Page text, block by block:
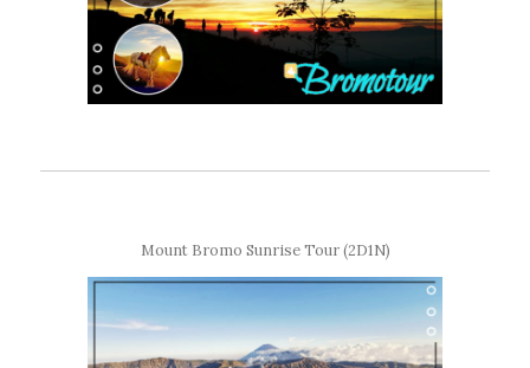
Mount Bromo Sunrise Tour (2D1N)